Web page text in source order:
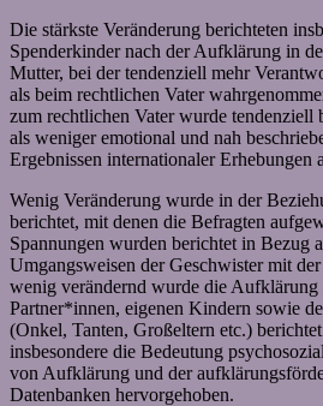
Die stärkste Veränderung berichteten
Spenderkinder nach der Aufklärung in
Mutter, bei der tendenziell mehr
als beim rechtlichen Vater
zum rechtlichen Vater wurde
als weniger emotional und nah
Ergebnissen internationaler Erhebungen
Wenig Veränderung wurde in der
berichtet, mit denen die Befragten
Spannungen wurden berichtet in Bezug
Umgangsweisen der Geschwister mit
wenig verändernd wurde die Aufklärung
Partner*innen, eigenen Kindern sowie
(Onkel, Tanten, Großeltern etc.)
insbesondere die Bedeutung
von Aufklärung und der
Datenbanken hervorgehoben.